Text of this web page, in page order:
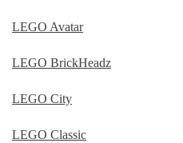
LEGO Avatar
LEGO BrickHeadz
LEGO City
LEGO Classic